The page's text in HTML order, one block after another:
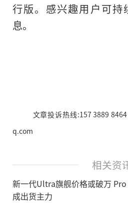
行版。感兴趣用户可持
息。
文章投诉热线:157 3889
q.com
相关资
新一代Ultra旗舰价格或破万
成出货主力